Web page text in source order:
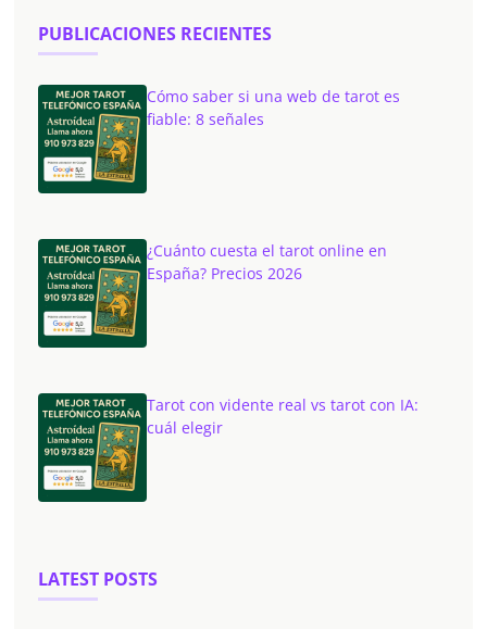
PUBLICACIONES RECIENTES
Cómo saber si una web de tarot es
fiable: 8 señales
¿Cuánto cuesta el tarot online en
España? Precios 2026
Tarot con vidente real vs tarot con IA:
cuál elegir
LATEST POSTS